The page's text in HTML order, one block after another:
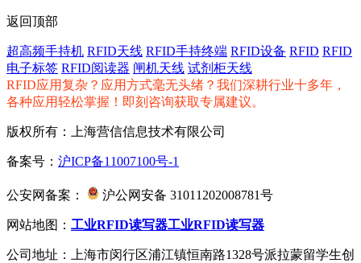
返回顶部
超高频手持机 RFID天线 RFID手持终端 RFID设备 RFID RFID
电子标签 RFID阅读器 闸机天线 试剂柜天线
RFID应用复杂？应用方式毫无头绪？我们深耕行业十多年，
各种应用轻松掌握！即刻咨询获取专属建议。
版权所有：上海营信信息技术有限公司
备案号： 沪ICP备11007100号-1
公安网备案： 沪公网安备 31011202008781号
网站地图： 工业RFID读写器工业RFID读写器
公司地址：上海市闵行区浦江镇恒南路1328号派拉蒙留学生创